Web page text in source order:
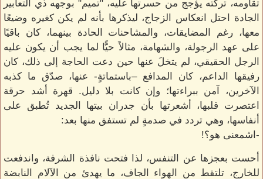
تقاومه، تركته يؤجج من حسرتها عليه، "تميم" بوجهه ذي التعابير
الجادة احتل انعكاس الزجاج، ليذكرها بأنه لم يكن كغيره وضيعًا
معها، رغم المضايقات، والمشاحنات الحادة بينهما، كان باقيًا
على عهد الرجولة، والشهامة، مثالاً حيًّا لما يجب أن يكون عليه
الرجل الحقيقي، لم يتخلَ عنها حين دعت الحاجة إلى ذلك، كان
رفيقها الداعم، كان المدافع –باستماتةٍ- عنها، صدّق ما كذبه
الآخرين، آمن ببراءتها؛ وإن كانت بلا دليل. قهرة أشد حرقة
اعتصرت قلبها، أشعرتها بأن جدران بيتها الجديد تُطبق على
أنفاسها، وهي تردد في صدمةٍ لم تستفق منها بعد:
-اشمعنى هو؟!
أحست بعجزها عن التنفس، لذا فتحت نافذة الشرفة، واندفعت
للخارج، تلتقط من الهواء الجاف، ما يهدئ من الآلام النابضة